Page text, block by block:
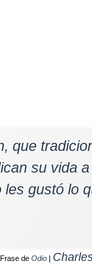
que
su vida
gustó lo
Frase de Odio |